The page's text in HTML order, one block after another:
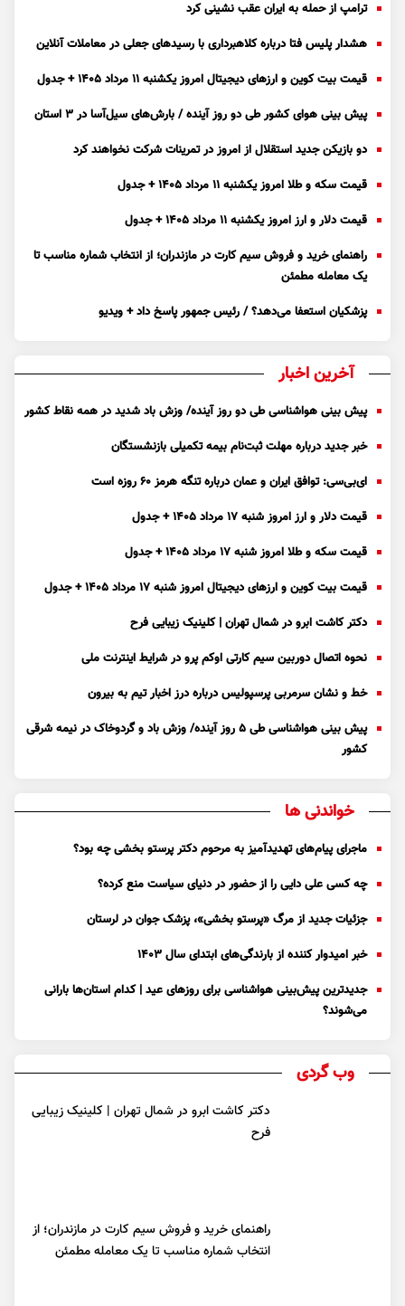
ترامپ از حمله به ایران عقب نشینی کرد
هشدار پلیس فتا درباره کلاهبرداری با رسید‌های جعلی در معاملات آنلاین
قیمت بیت کوین و ارز‌های دیجیتال امروز یکشنبه ۱۱ مرداد ۱۴۰۵ + جدول
پیش بینی هوای کشور طی دو روز آینده / بارش‌های سیل‌آسا در ۳ استان
دو بازیکن جدید استقلال از امروز در تمرینات شرکت نخواهند کرد
قیمت سکه و طلا امروز یکشنبه ۱۱ مرداد ۱۴۰۵ + جدول
قیمت دلار و ارز امروز یکشنبه ۱۱ مرداد ۱۴۰۵ + جدول
راهنمای خرید و فروش سیم کارت در مازندران؛ از انتخاب شماره مناسب تا
یک معامله مطمئن
پزشکیان استعفا می‌دهد؟ / رئیس جمهور پاسخ داد + ویدیو
آخرین اخبار
پیش بینی هواشناسی طی دو روز آینده/ وزش باد شدید در همه نقاط کشور
خبر جدید درباره مهلت ثبت‌نام بیمه تکمیلی بازنشستگان
ای‌بی‌سی: توافق ایران و عمان درباره تنگه هرمز ۶۰ روزه است
قیمت دلار و ارز امروز شنبه ۱۷ مرداد ۱۴۰۵ + جدول
قیمت سکه و طلا امروز شنبه ۱۷ مرداد ۱۴۰۵ + جدول
قیمت بیت کوین و ارز‌های دیجیتال امروز شنبه ۱۷ مرداد ۱۴۰۵ + جدول
دکتر کاشت ابرو در شمال تهران | کلینیک زیبایی فرح
نحوه اتصال دوربین سیم کارتی اوکم پرو در شرایط اینترنت ملی
خط و نشان سرمربی پرسپولیس درباره درز اخبار تیم به بیرون
پیش بینی هواشناسی طی ۵ روز آینده/ وزش باد و گردوخاک در نیمه شرقی
کشور
خواندنی ها
ماجرای پیام‌های تهدیدآمیز به مرحوم دکتر پرستو بخشی چه بود؟
چه کسی علی دایی را از حضور در دنیای سیاست منع کرده؟
جزئیات جدید از مرگ «پرستو بخشی»، پزشک جوان در لرستان
خبر امیدوار کننده از بارندگی‌های ابتدای سال ۱۴۰۳
جدیدترین پیش‌بینی هواشناسی برای روزهای عید | کدام استان‌ها بارانی
می‌شوند؟
وب گردی
دکتر کاشت ابرو در شمال تهران | کلینیک زیبایی
فرح
راهنمای خرید و فروش سیم کارت در مازندران؛ از
انتخاب شماره مناسب تا یک معامله مطمئن